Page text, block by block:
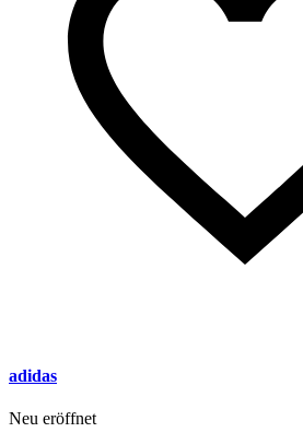
adidas
Neu eröffnet